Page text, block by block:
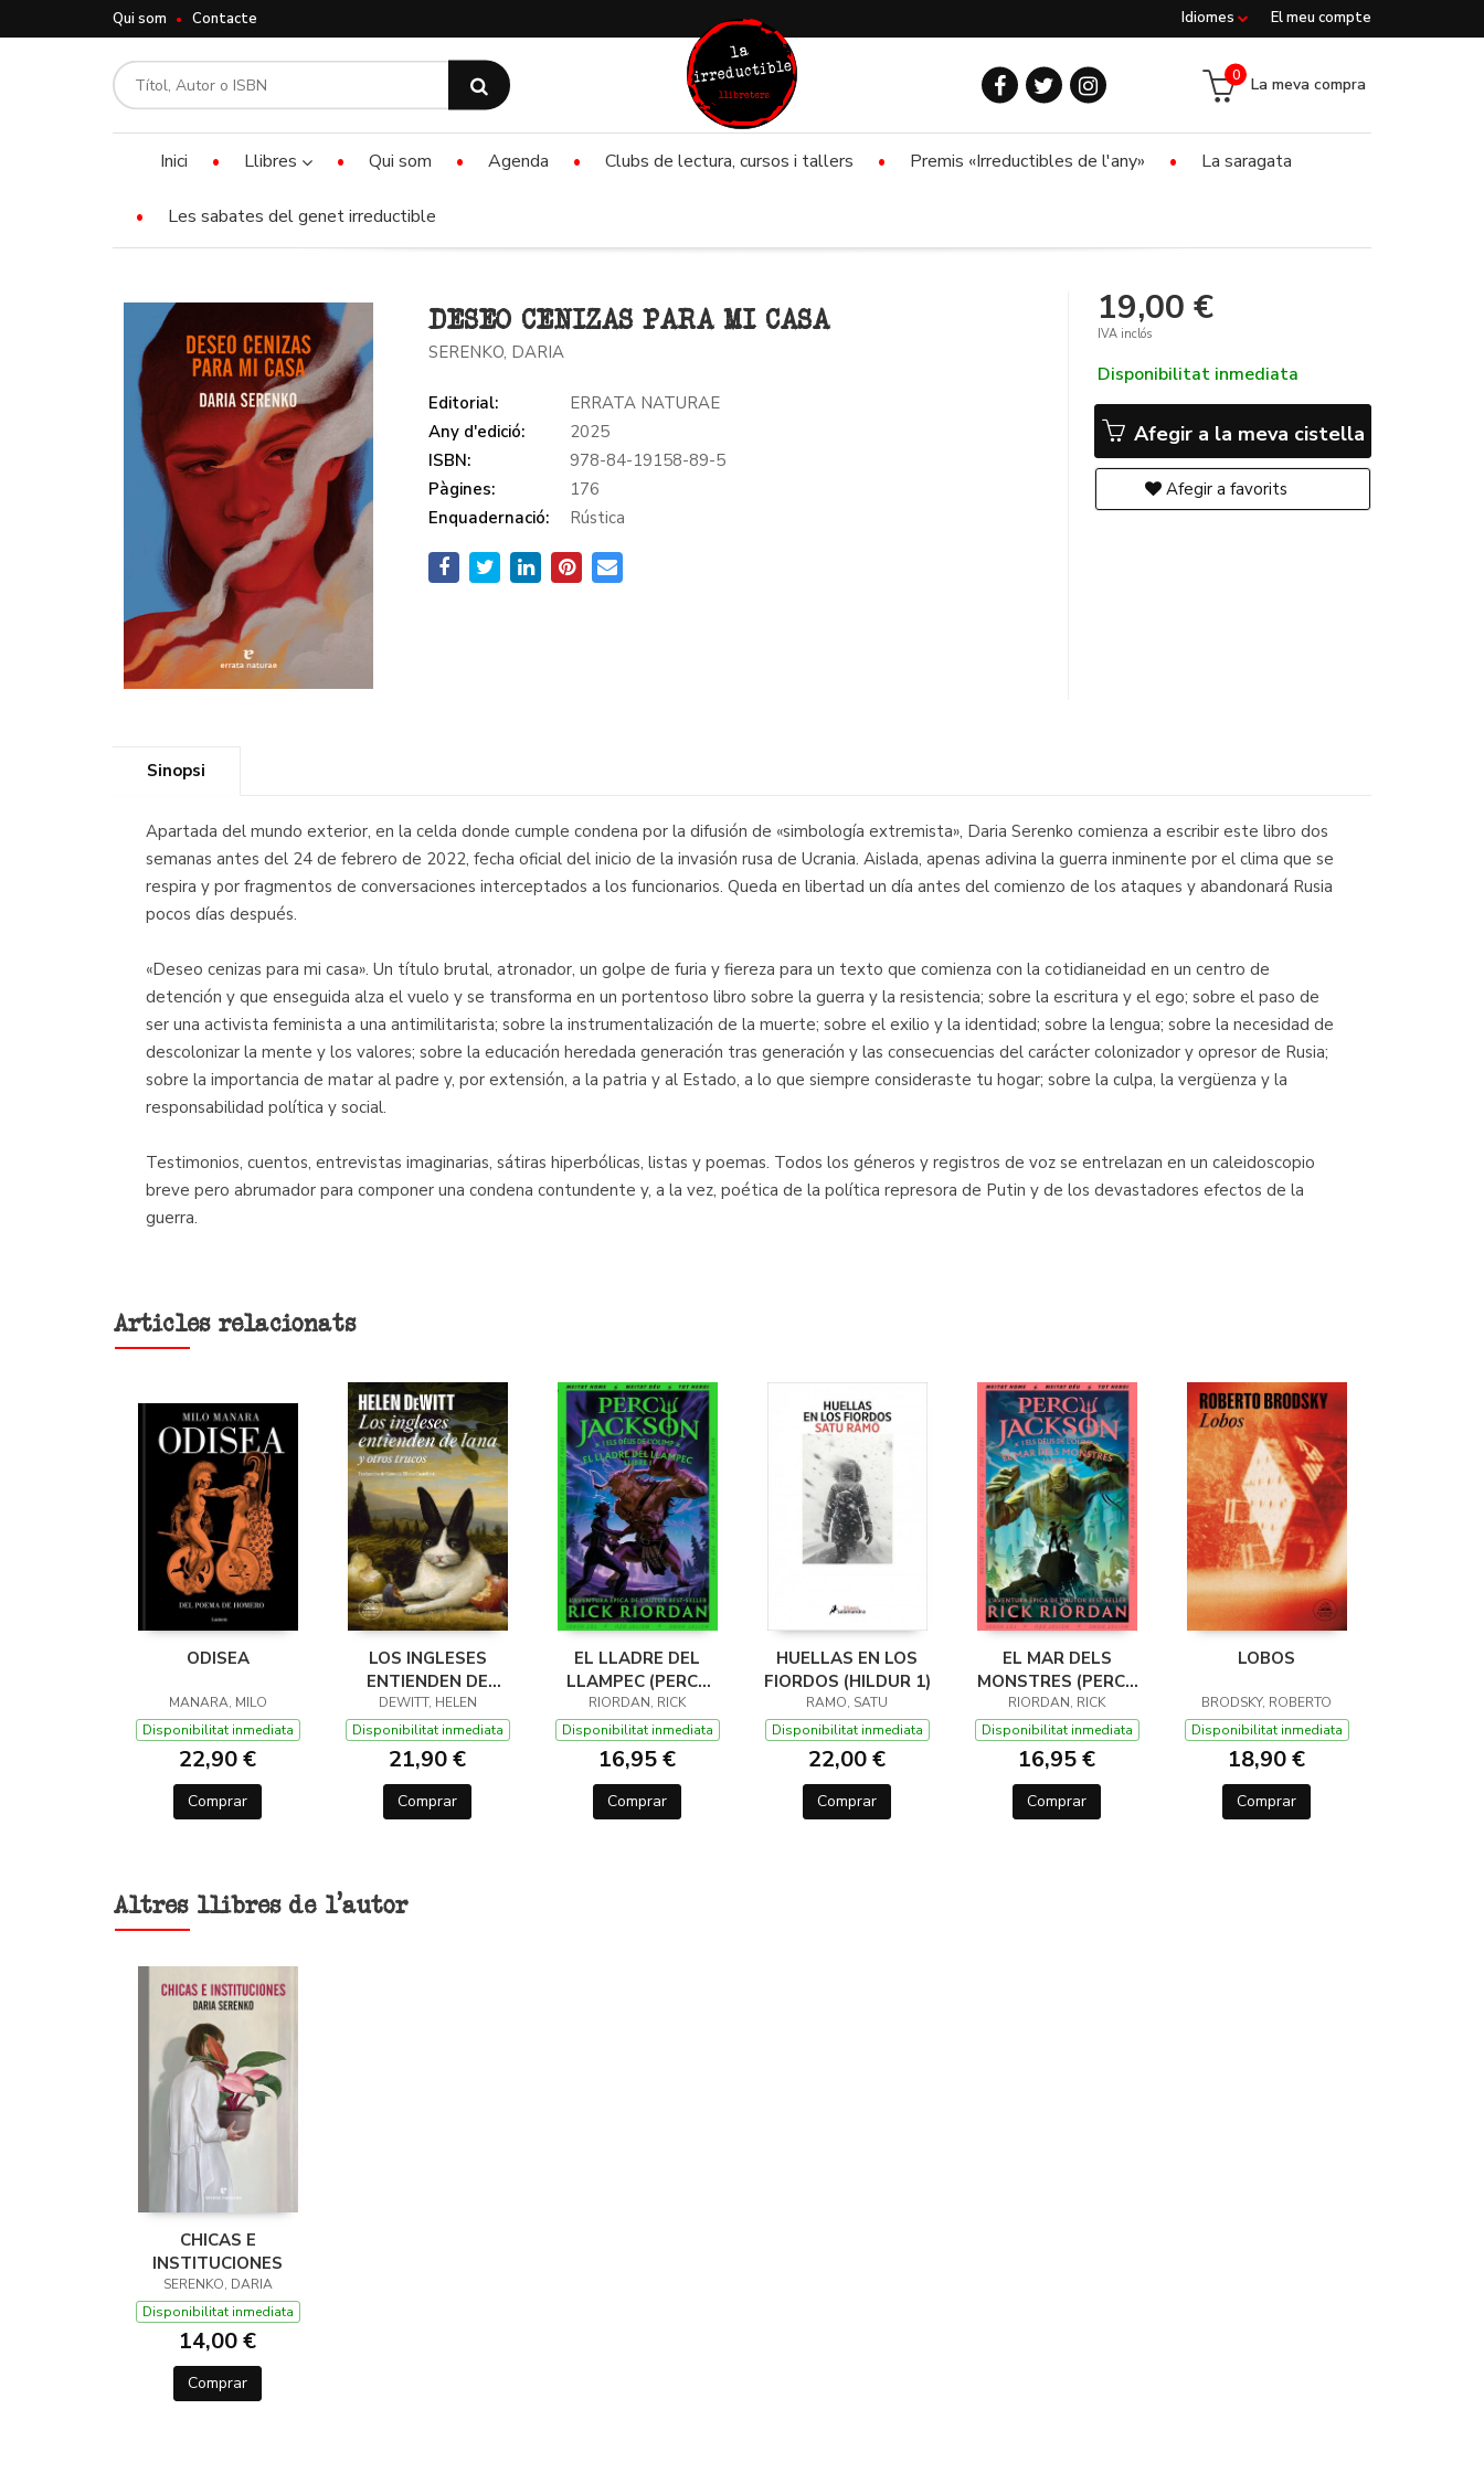
El meu compte
Idiomes
Qui som Contacte
La meva compra
0
Inici Llibres Qui som Agenda Clubs de lectura, cursos i tallers Premis «Irreductibles de l'any» La saragata
Les sabates del genet irreductible
DESEO CENIZAS PARA MI CASA
SERENKO, DARIA
Editorial:
ERRATA NATURAE
Any d'edició:
2025
ISBN:
978-84-19158-89-5
Pàgines:
176
Enquadernació:
Rústica
19,00 €
IVA inclós
Disponibilitat inmediata
Afegir a la meva cistella
Afegir a favorits
Sinopsi
Apartada del mundo exterior, en la celda donde cumple condena por la difusión de «simbología extremista», Daria Serenko comienza a escribir este libro dos
semanas antes del 24 de febrero de 2022, fecha oficial del inicio de la invasión rusa de Ucrania. Aislada, apenas adivina la guerra inminente por el clima que se
respira y por fragmentos de conversaciones interceptados a los funcionarios. Queda en libertad un día antes del comienzo de los ataques y abandonará Rusia
pocos días después.
«Deseo cenizas para mi casa». Un título brutal, atronador, un golpe de furia y fiereza para un texto que comienza con la cotidianeidad en un centro de
detención y que enseguida alza el vuelo y se transforma en un portentoso libro sobre la guerra y la resistencia; sobre la escritura y el ego; sobre el paso de
ser una activista feminista a una antimilitarista; sobre la instrumentalización de la muerte; sobre el exilio y la identidad; sobre la lengua; sobre la necesidad de
descolonizar la mente y los valores; sobre la educación heredada generación tras generación y las consecuencias del carácter colonizador y opresor de Rusia;
sobre la importancia de matar al padre y, por extensión, a la patria y al Estado, a lo que siempre consideraste tu hogar; sobre la culpa, la vergüenza y la
responsabilidad política y social.
Testimonios, cuentos, entrevistas imaginarias, sátiras hiperbólicas, listas y poemas. Todos los géneros y registros de voz se entrelazan en un caleidoscopio
breve pero abrumador para componer una condena contundente y, a la vez, poética de la política represora de Putin y de los devastadores efectos de la
guerra.
Articles relacionats
ODISEA
MANARA, MILO
Disponibilitat inmediata
22,90 €
Comprar
LOS INGLESES
ENTIENDEN DE
LANA (Y OTROS
TRUCOS)
DEWITT, HELEN
Disponibilitat inmediata
21,90 €
Comprar
EL LLADRE DEL
LLAMPEC (PERCY
JACKSON I ELS
DÉUS DE L'OLIMP 1)
RIORDAN, RICK
Disponibilitat inmediata
16,95 €
Comprar
HUELLAS EN LOS
FIORDOS (HILDUR 1)
RAMO, SATU
Disponibilitat inmediata
22,00 €
Comprar
EL MAR DELS
MONSTRES (PERCY
JACKSON I ELS
DÉUS DE L'OLIMP 2)
RIORDAN, RICK
Disponibilitat inmediata
16,95 €
Comprar
LOBOS
BRODSKY, ROBERTO
Disponibilitat inmediata
18,90 €
Comprar
Altres llibres de l'autor
CHICAS E
INSTITUCIONES
SERENKO, DARIA
Disponibilitat inmediata
14,00 €
Comprar